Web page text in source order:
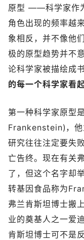
原型 ­——科­学家作
角色出现的频率越
象相反，并不像他
极的原型趋势并不
论科学家被描绘成
的每一个科学家看
第一种科学家原型
Frankenstein)，他
研究往往注定要失
亡告终。现在有关
了，但这个名字却
转基因食品称为
弗兰肯斯坦博士搬
业的奠基人之一爱
肯斯坦博士可不是